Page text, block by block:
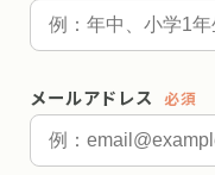
メールアドレス 必須